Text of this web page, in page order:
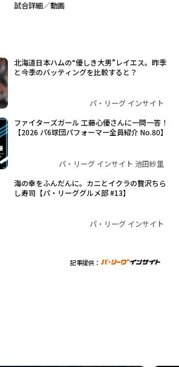
試合詳細／動画
北海道日本ハムの“優しき大男”レイエス。昨季
と今季のバッティングを比較すると？
パ・リーグ インサイト
ファイターズガール 工藤心優さんに一問一答！
【2026 パ6球団パフォーマー全員紹介 No.80】
パ・リーグ インサイト 池田紗里
海の幸をふんだんに。カニとイクラの贅沢ちら
し寿司【パ・リーググルメ部 #13】
パ・リーグ インサイト
記事提供：